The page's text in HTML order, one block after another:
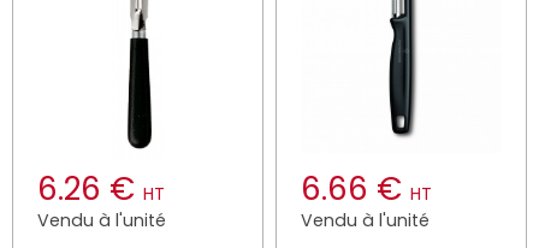
6.26 € HT
Vendu à l'unité
6.66 € HT
Vendu à l'unité